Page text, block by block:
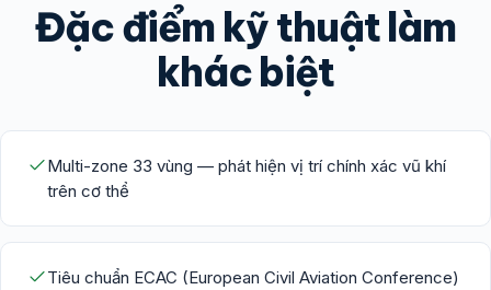
Đặc điểm kỹ thuật làm
khác biệt
Multi-zone 33 vùng — phát hiện vị trí chính xác vũ khí
trên cơ thể
Tiêu chuẩn ECAC (European Civil Aviation Conference)